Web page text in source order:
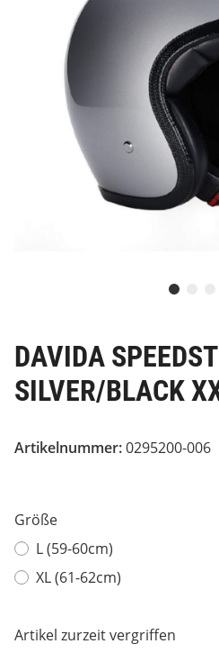
DAVIDA
SILVER/BLACK
Artikelnummer:0295200-006
Größe
L (59-60cm)
XL (61-62cm)
Artikel zurzeit vergriffen